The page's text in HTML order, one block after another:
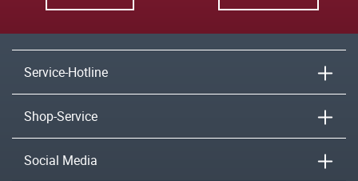
Service-Hotline
Shop-Service
Social Media